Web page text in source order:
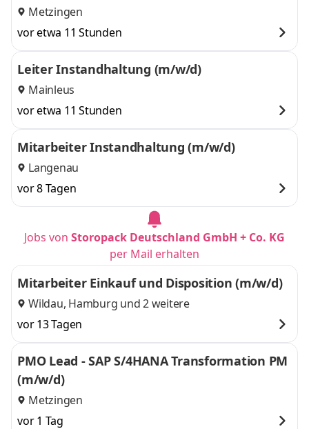
Metzingen
vor etwa 11 Stunden
Leiter Instandhaltung (m/w/d)
Mainleus
vor etwa 11 Stunden
Mitarbeiter Instandhaltung (m/w/d)
Langenau
vor 8 Tagen
Jobs von Storopack Deutschland GmbH + Co. KG
per Mail erhalten
Mitarbeiter Einkauf und Disposition (m/w/d)
Wildau, Hamburg und 2 weitere
vor 13 Tagen
PMO Lead - SAP S/4HANA Transformation PM
(m/w/d)
Metzingen
vor 1 Tag